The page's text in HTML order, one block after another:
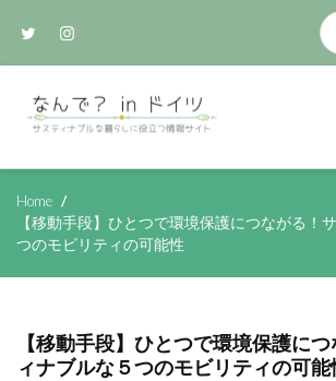
なんで？
イツ
サスティナブルな生活のアイデア集
Home
【移動手段】ひとつで環境保護につながる！
つのモビリティの可能性
【移動手段】ひとつで環境保護に
ィナブルな５つのモビリティの可能